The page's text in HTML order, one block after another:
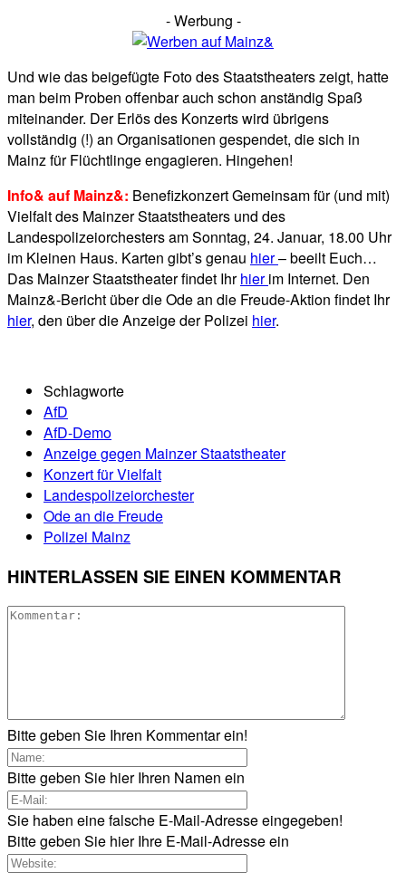
- Werbung -
Und wie das beigefügte Foto des Staatstheaters zeigt, hatte
man beim Proben offenbar auch schon anständig Spaß
miteinander. Der Erlös des Konzerts wird übrigens
vollständig (!) an Organisationen gespendet, die sich in
Mainz für Flüchtlinge engagieren. Hingehen!
Info& auf Mainz&: Benefizkonzert Gemeinsam für (und mit)
Vielfalt des Mainzer Staatstheaters und des
Landespolizeiorchesters am Sonntag, 24. Januar, 18.00 Uhr
im Kleinen Haus. Karten gibt’s genau hier– beeilt Euch…
Das Mainzer Staatstheater findet Ihrhierim Internet. Den
Mainz&-Bericht über die Ode an die Freude-Aktion findet Ihr
hier, den über die Anzeige der Polizei hier.
Schlagworte
AfD
AfD-Demo
Anzeige gegen Mainzer Staatstheater
Konzert für Vielfalt
Landespolizeiorchester
Ode an die Freude
Polizei Mainz
HINTERLASSEN SIE EINEN KOMMENTAR
Bitte geben Sie Ihren Kommentar ein!
Bitte geben Sie hier Ihren Namen ein
Sie haben eine falsche E-Mail-Adresse eingegeben!
Bitte geben Sie hier Ihre E-Mail-Adresse ein